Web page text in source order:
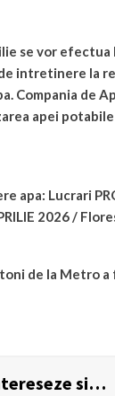
se vor efectua
intretinere la
Compania de
apei
apa: Lucrari
2026 /
de la Metro
si…